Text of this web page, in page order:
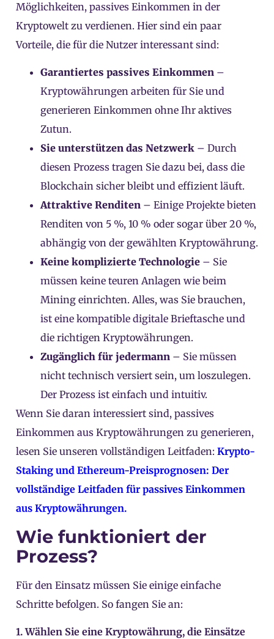
Möglichkeiten, passives Einkommen in der
Kryptowelt zu verdienen. Hier sind ein paar
Vorteile, die für die Nutzer interessant sind:
Garantiertes passives Einkommen –
Kryptowährungen arbeiten für Sie und
generieren Einkommen ohne Ihr aktives
Zutun.
Sie unterstützen das Netzwerk – Durch
diesen Prozess tragen Sie dazu bei, dass die
Blockchain sicher bleibt und effizient läuft.
Attraktive Renditen – Einige Projekte bieten
Renditen von 5 %, 10 % oder sogar über 20 %,
abhängig von der gewählten Kryptowährung.
Keine komplizierte Technologie – Sie
müssen keine teuren Anlagen wie beim
Mining einrichten. Alles, was Sie brauchen,
ist eine kompatible digitale Brieftasche und
die richtigen Kryptowährungen.
Zugänglich für jedermann – Sie müssen
nicht technisch versiert sein, um loszulegen.
Der Prozess ist einfach und intuitiv.
Wenn Sie daran interessiert sind, passives
Einkommen aus Kryptowährungen zu generieren,
lesen Sie unseren vollständigen Leitfaden: Krypto-
Staking und Ethereum-Preisprognosen: Der
vollständige Leitfaden für passives Einkommen
aus Kryptowährungen.
Wie funktioniert der
Prozess?
Für den Einsatz müssen Sie einige einfache
Schritte befolgen. So fangen Sie an:
1. Wählen Sie eine Kryptowährung, die Einsätze